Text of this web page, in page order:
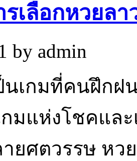
เลือกหวยล
by admin
นเกมที่คนฝึก
กมแห่งโชคแล
ยศตวรรษ หว